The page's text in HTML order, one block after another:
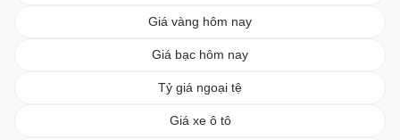
Giá vàng hôm nay
Giá bạc hôm nay
Tỷ giá ngoại tệ
Giá xe ô tô